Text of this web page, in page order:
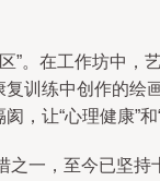
”。在工作坊中
训练中创作的绘
让“心理健康”和
一，至今已坚